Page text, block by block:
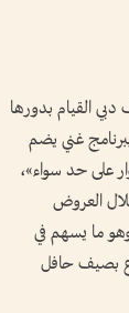
القيام بدورها
غني يضم
على حد سواء»،
العروض
وهو ما يسهم في
بصيف حافل